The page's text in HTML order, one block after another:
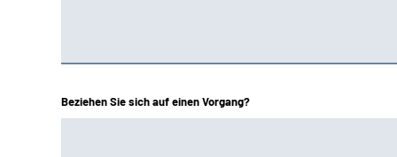
Beziehen Sie sich auf einen Vorgang?